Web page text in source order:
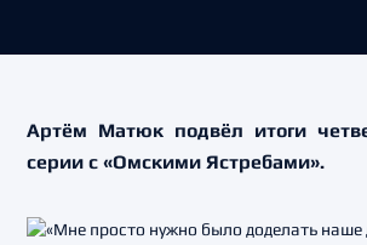
Артём Матюк подвёл итоги
серии с «Омскими Ястребами».